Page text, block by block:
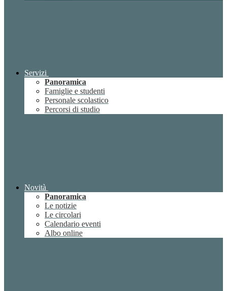
Servizi
Panoramica
Famiglie e studenti
Personale scolastico
Percorsi di studio
Novità
Panoramica
Le notizie
Le circolari
Calendario eventi
Albo online